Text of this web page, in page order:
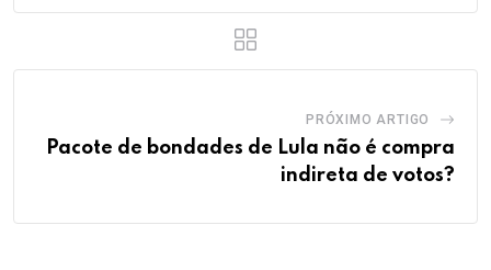
PRÓXIMO ARTIGO
Pacote de bondades de Lula não é compra
indireta de votos?